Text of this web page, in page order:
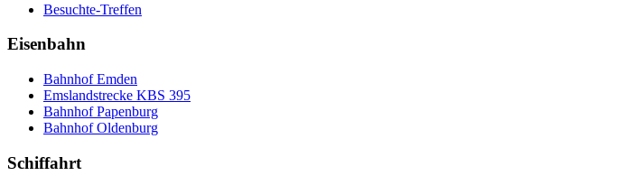
Besuchte-Treffen
Eisenbahn
Bahnhof Emden
Emslandstrecke KBS 395
Bahnhof Papenburg
Bahnhof Oldenburg
Schiffahrt